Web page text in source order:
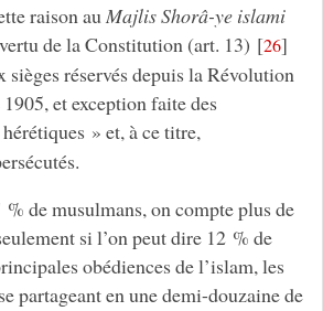
raison au Majlis Shorâ-ye islami
de la Constitution (art. 13) [26]
sièges réservés depuis la Révolution
et exception faite des
» et, à ce titre,
de musulmans, on compte plus de
si l’on peut dire 12 % de
obédiences de l’islam, les
partageant en une demi-douzaine de